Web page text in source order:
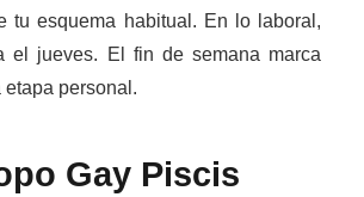
tu esquema habitual. En lo laboral,
el jueves. El fin de semana marca
personal.
Gay Piscis